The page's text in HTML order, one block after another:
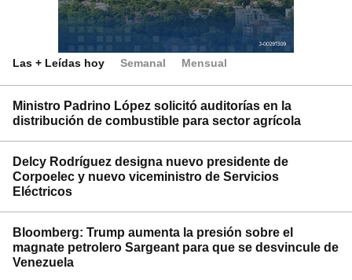
Las + Leídas hoy Semanal Mensual
Ministro Padrino López solicitó auditorías en la
distribución de combustible para sector agrícola
Delcy Rodríguez designa nuevo presidente de
Corpoelec y nuevo viceministro de Servicios
Eléctricos
Bloomberg: Trump aumenta la presión sobre el
magnate petrolero Sargeant para que se desvincule de
Venezuela